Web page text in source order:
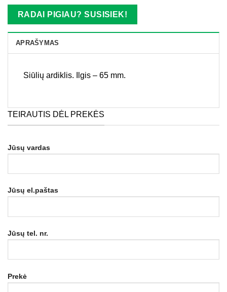
RADAI PIGIAU? SUSISIEK!
APRAŠYMAS
Siūlių ardiklis. Ilgis – 65 mm.
TEIRAUTIS DĖL PREKĖS
Jūsų vardas
Jūsų el.paštas
Jūsų tel. nr.
Prekė